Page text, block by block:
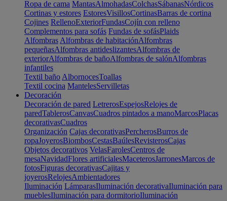
Ropa de cama MantasAlmohadasColchasSábanasNórdicos
Cortinas y estores EstoresVisillosCortinasBarras de cortina
Cojines RellenoExteriorFundasCojín con relleno
Complementos para sofás Fundas de sofásPlaids
Alfombras Alfombras de habitaciónAlfombras
pequeñasAlfombras antideslizantesAlfombras de
exteriorAlfombras de bañoAlfombras de salónAlfombras
infantiles
Textil baño AlbornocesToallas
Textil cocina MantelesServilletas
Decoración
Decoración de pared LetrerosEspejosRelojes de
paredTablerosCanvasCuadros pintados a manoMarcosPlacas
decorativasCuadros
Organización Cajas decorativasPercherosBurros de
ropaJoyerosBiombosCestasBaúlesRevisterosCajas
Objetos decorativos VelasFarolesCentros de
mesaNavidadFlores artificialesMaceterosJarronesMarcos de
fotosFiguras decorativasCajitas y
joyerosRelojesAmbientadores
Iluminación LámparasIluminación decorativaIluminación para
mueblesIluminación para dormitorioIluminación